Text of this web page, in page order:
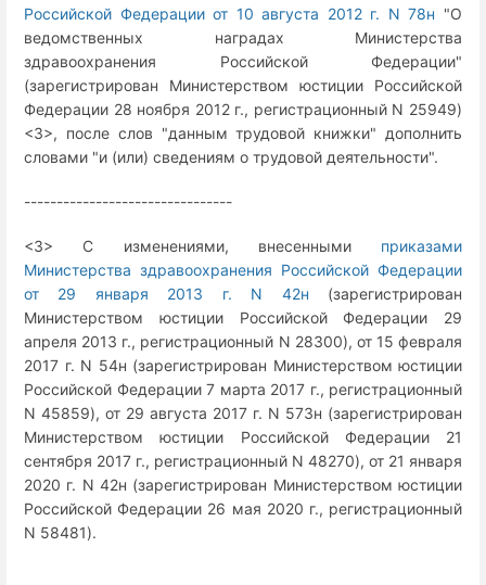
Российской Федерации от 10 августа 2012 г. N 78н "О
ведомственных наградах Министерства
здравоохранения Российской Федерации"
(зарегистрирован Министерством юстиции Российской
Федерации 28 ноября 2012 г., регистрационный N 25949)
<3>, после слов "данным трудовой книжки" дополнить
словами "и (или) сведениям о трудовой деятельности".
--------------------------------
<3> С изменениями, внесенными приказами
Министерства здравоохранения Российской Федерации
от 29 января 2013 г. N 42н (зарегистрирован
Министерством юстиции Российской Федерации 29
апреля 2013 г., регистрационный N 28300), от 15 февраля
2017 г. N 54н (зарегистрирован Министерством юстиции
Российской Федерации 7 марта 2017 г., регистрационный
N 45859), от 29 августа 2017 г. N 573н (зарегистрирован
Министерством юстиции Российской Федерации 21
сентября 2017 г., регистрационный N 48270), от 21 января
2020 г. N 42н (зарегистрирован Министерством юстиции
Российской Федерации 26 мая 2020 г., регистрационный
N 58481).